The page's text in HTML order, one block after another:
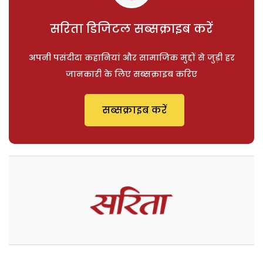
सरिता डिजिटल सब्सक्राइब करें
अपनी पसंदीदा कहानियां और सामाजिक मुद्दों से जुड़ी हर
जानकारी के लिए सब्सक्राइब करिए
सब्सक्राइब करें